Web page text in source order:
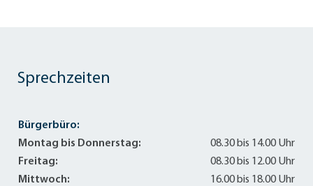
Sprechzeiten
Bürgerbüro:
Montag bis Donnerstag:
08.30 bis 14.00 Uhr
Freitag:
08.30 bis 12.00 Uhr
Mittwoch:
16.00 bis 18.00 Uhr